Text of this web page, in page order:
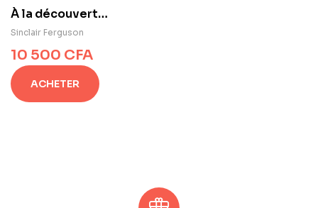
À la découverte
de la volonté de
Dieu
Sinclair Ferguson
10 500 CFA
ACHETER